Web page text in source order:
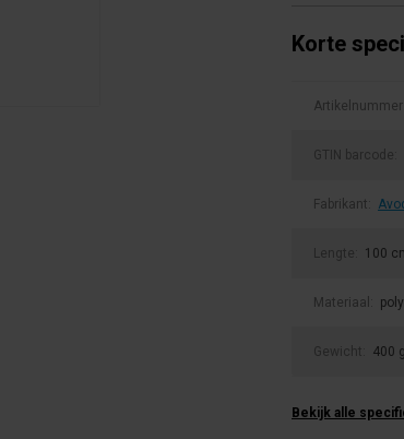
Korte
GTIN barcode:
Fabrikant:
Lengte: 100
Materiaal:
Gewicht: 400
Bekijk alle